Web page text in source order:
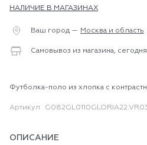
НАЛИЧИЕ В МАГАЗИНАХ
Ваш город — Москва и область
Самовывоз из магазина,
Футболка-поло из хлопка с
Артикул
ОПИСАНИЕ